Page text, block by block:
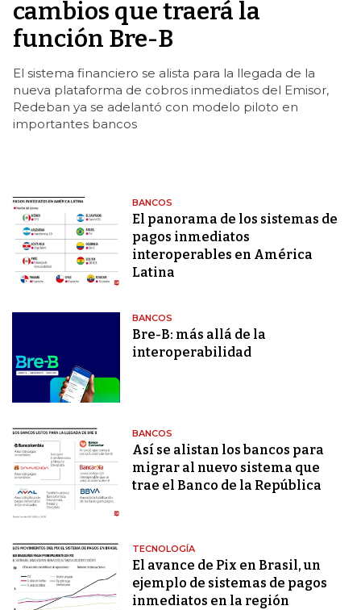
cambios que traerá la
función Bre-B
El sistema financiero se alista para la llegada de la
nueva plataforma de cobros inmediatos del Emisor,
Redeban ya se adelantó con modelo piloto en
importantes bancos
BANCOS
El panorama de los sistemas de
pagos inmediatos
interoperables en América
Latina
BANCOS
Bre-B: más allá de la
interoperabilidad
BANCOS
Así se alistan los bancos para
migrar al nuevo sistema que
trae el Banco de la República
TECNOLOGÍA
El avance de Pix en Brasil, un
ejemplo de sistemas de pagos
inmediatos en la región